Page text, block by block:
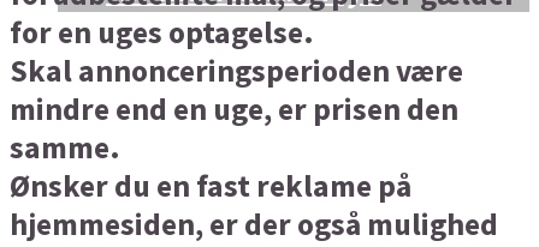
for en uges optagelse.
Skalannonceringsperioden være
mindre end en uge, er prisen den
samme.
Ønsker du en fast reklame på
hjemmesiden, er der også mulighed